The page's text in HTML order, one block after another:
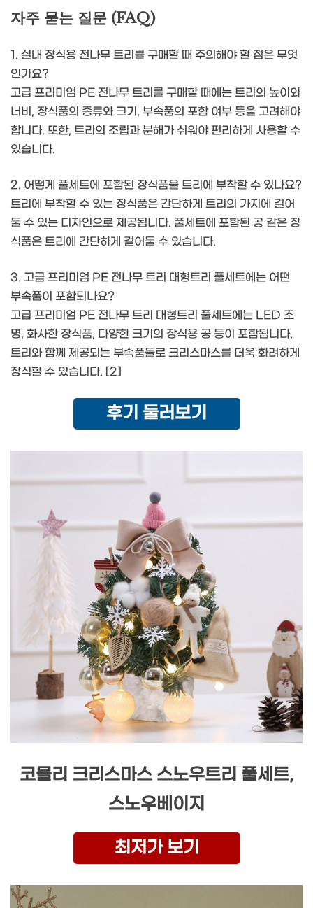
자주 묻는 질문 (FAQ)
1. 실내 장식용 전나무 트리를 구매할 때 주의해야 할 점은 무엇
인가요?
고급 프리미엄 PE 전나무 트리를 구매할 때에는 트리의 높이와
너비, 장식품의 종류와 크기, 부속품의 포함 여부 등을 고려해야
합니다. 또한, 트리의 조립과 분해가 쉬워야 편리하게 사용할 수
있습니다.
2. 어떻게 풀세트에 포함된 장식품을 트리에 부착할 수 있나요?
트리에 부착할 수 있는 장식품은 간단하게 트리의 가지에 걸어
둘 수 있는 디자인으로 제공됩니다. 풀세트에 포함된 공 같은 장
식품은 트리에 간단하게 걸어둘 수 있습니다.
3. 고급 프리미엄 PE 전나무 트리 대형트리 풀세트에는 어떤
부속품이 포함되나요?
고급 프리미엄 PE 전나무 트리 대형트리 풀세트에는 LED 조
명, 화사한 장식품, 다양한 크기의 장식용 공 등이 포함됩니다.
트리와 함께 제공되는 부속품들로 크리스마스를 더욱 화려하게
장식할 수 있습니다. [2]
후기 둘러보기
코믈리 크리스마스 스노우트리 풀세트,
스노우베이지
최저가 보기